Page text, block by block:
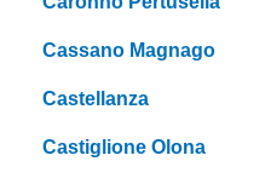
Cassano Magnago
Castellanza
Castiglione Olona